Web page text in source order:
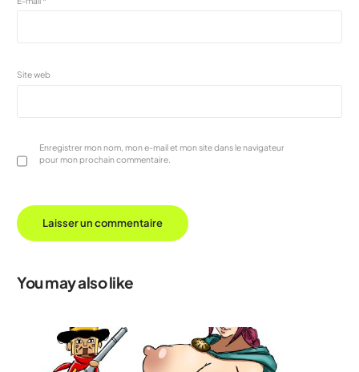
Site web
Enregistrer mon nom, mon e-mail et mon site dans le navigateur
pour mon prochain commentaire.
You may also like